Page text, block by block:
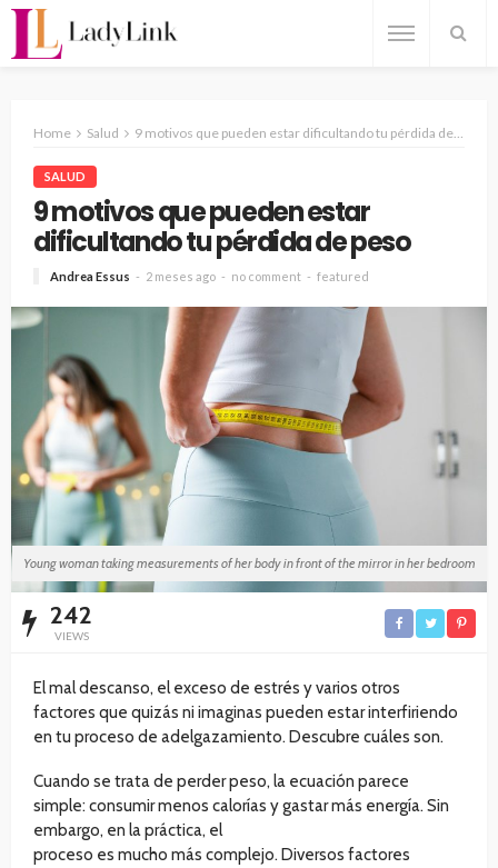
Home Salud 9 motivos que pueden estar dificultando tu pérdida de peso
SALUD
9 motivos que pueden estar
dificultando tu pérdida de peso
Andrea Essus 2 meses ago no comment featured
Young woman taking measurements of her body in front of the mirror in her bedroom
242
VIEWS
El mal descanso, el exceso de estrés y varios otros
factores que quizás ni imaginas pueden estar interfiriendo
en tu proceso de adelgazamiento. Descubre cuáles son.
Cuando se trata de perder peso, la ecuación parece
simple: consumir menos calorías y gastar más energía. Sin
embargo, en la práctica, el
proceso es mucho más complejo. Diversos factores